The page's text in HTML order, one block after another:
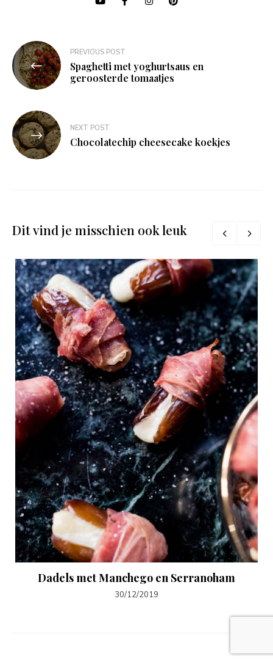
Bericht
navigatie
PREVIOUS POST
Spaghetti met yoghurtsaus en
geroosterde tomaatjes
NEXT POST
Chocolatechip cheesecake koekjes
Dit vind je misschien ook leuk
Dadels met Manchego en Serranoham
30/12/2019